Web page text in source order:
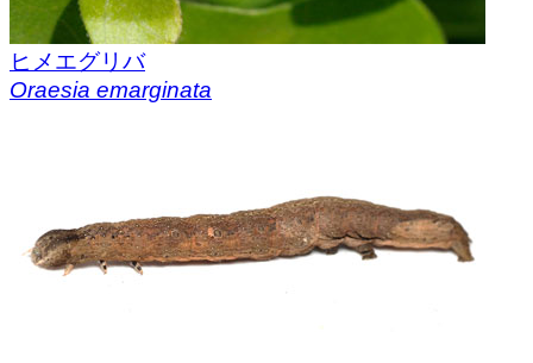
ヒメエグリバ
Oraesia emarginata